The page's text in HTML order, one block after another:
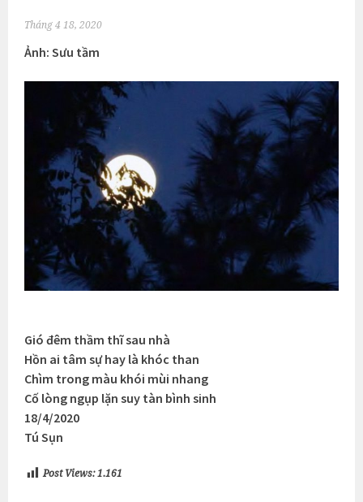
Tháng 4 18, 2020
Ảnh: Sưu tầm
Gió đêm thầm thĩ sau nhà
Hồn ai tâm sự hay là khóc than
Chìm trong màu khói mùi nhang
Cố lòng ngụp lặn suy tàn bình sinh
18/4/2020
Tú Sụn
Post Views: 1.161